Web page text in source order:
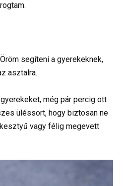
segíteni a gyerekeknek,
asztalra.
még pár percig ott
üléssort, hogy biztosan ne
vagy félig megevett